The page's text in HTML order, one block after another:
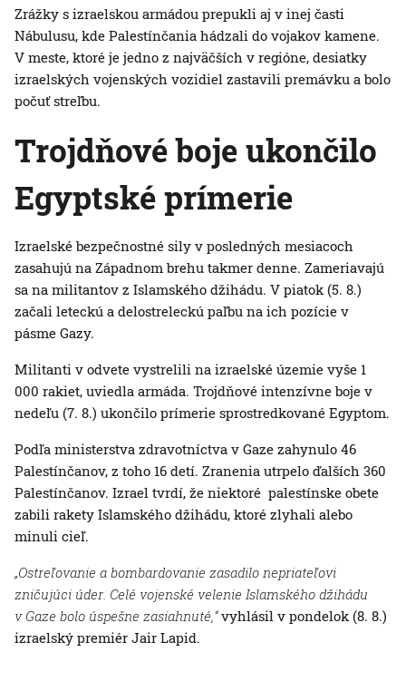
Zrážky s izraelskou armádou prepukli aj v inej časti
Nábulusu, kde Palestínčania hádzali do vojakov kamene.
V meste, ktoré je jedno z najväčších v regióne, desiatky
izraelských vojenských vozidiel zastavili premávku a bolo
počuť streľbu.
Trojdňové boje ukončilo
Egyptské prímerie
Izraelské bezpečnostné sily v posledných mesiacoch
zasahujú na Západnom brehu takmer denne. Zameriavajú
sa na militantov z Islamského džihádu. V piatok (5. 8.)
začali leteckú a delostreleckú paľbu na ich pozície v
pásme Gazy.
Militanti v odvete vystrelili na izraelské územie vyše 1
000 rakiet, uviedla armáda. Trojdňové intenzívne boje v
nedeľu (7. 8.) ukončilo prímerie sprostredkované Egyptom.
Podľa ministerstva zdravotníctva v Gaze zahynulo 46
Palestínčanov, z toho 16 detí. Zranenia utrpelo ďalších 360
Palestínčanov. Izrael tvrdí, že niektoré palestínske obete
zabili rakety Islamského džihádu, ktoré zlyhali alebo
minuli cieľ.
„Ostreľovanie a bombardovanie zasadilo nepriateľovi
zničujúci úder. Celé vojenské velenie Islamského džihádu
v Gaze bolo úspešne zasiahnuté,“vyhlásil v pondelok (8. 8.)
izraelský premiér Jair Lapid.